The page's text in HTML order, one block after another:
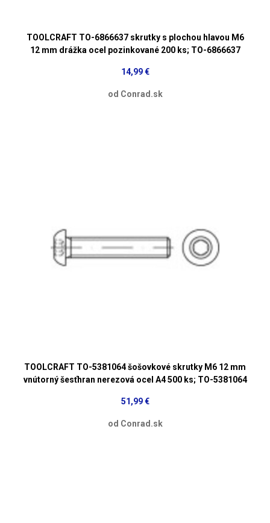
TOOLCRAFT TO-6866637 skrutky s plochou hlavou M6
12 mm drážka ocel pozinkované 200 ks; TO-6866637
14,99 €
od Conrad.sk
TOOLCRAFT TO-5381064 šošovkové skrutky M6 12 mm
vnútorný šesťhran nerezová ocel A4 500 ks; TO-5381064
51,99 €
od Conrad.sk